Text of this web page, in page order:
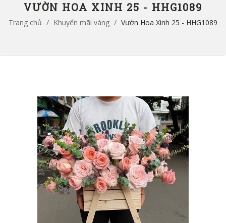
VƯỜN HOA XINH 25 - HHG1089
Trang chủ / Khuyến mãi vàng / Vườn Hoa Xinh 25 - HHG1089